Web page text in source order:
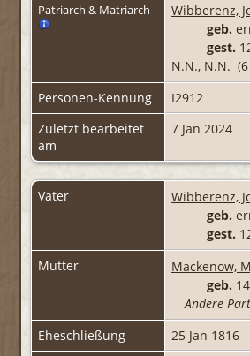
Patriarch & Matriarch
Wibberenz,
geb.
gest.
N.N., N.N.
Personen-Kennung
I2912
Zuletzt bearbeitet
am
7 Jan 2024
Vater
Wibberenz,
geb.
gest.
Mutter
Mackenow,
geb.
Andere
Eheschließung
25 Jan 1816